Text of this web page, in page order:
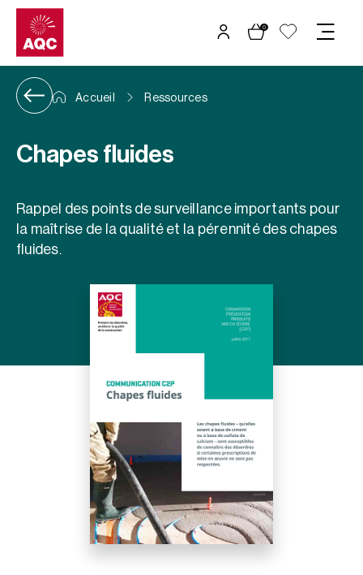
Panneau de gestion des cookies
0
Accueil Ressources
Chapes fluides
Rappel des points de surveillance importants pour
la maîtrise de la qualité et la pérennité des chapes
fluides.